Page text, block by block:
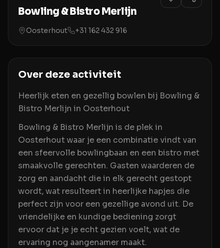
Bowling & Bistro Merlijn
Oosterhout +31 162 432 916
Over deze activiteit
Heerlijk eten en gezellig bowlen bij Bowling &
Bistro Merlijn in Oosterhout
Bowling & Bistro Merlijn is de plek in
Oosterhout waar je een combinatie vindt van
een sfeervolle bowlingbaan en een bistro met
smaakvolle gerechten. Gasten waarderen de
zorg en aandacht die in elk gerecht gestopt
wordt, wat resulteert in heerlijke hapjes die
perfect zijn voor een gezellige avond uit. De
vriendelijke en kundige bediening zorgt
ervoor dat je je echt gezien voelt, wat de
ervaring nog aangenamer maakt.